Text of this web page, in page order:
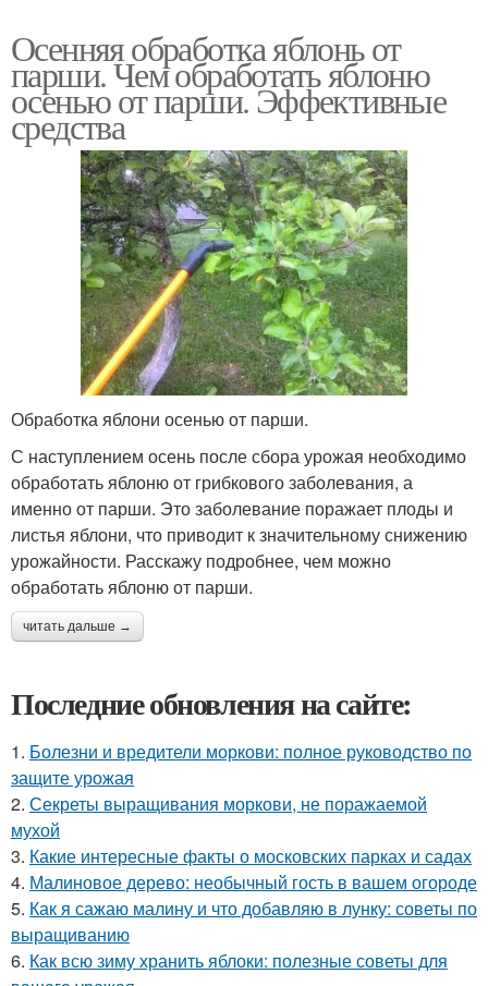
Осенняя обработка яблонь от
парши. Чем обработать яблоню
осенью от парши. Эффективные
средства
Обработка яблони осенью от парши.
С наступлением осень после сбора урожая необходимо
обработать яблоню от грибкового заболевания, а
именно от парши. Это заболевание поражает плоды и
листья яблони, что приводит к значительному снижению
урожайности. Расскажу подробнее, чем можно
обработать яблоню от парши.
читать дальше →
Последние обновления на сайте:
1. Болезни и вредители моркови: полное руководство по
защите урожая
2. Секреты выращивания моркови, не поражаемой
мухой
3. Какие интересные факты о московских парках и садах
4. Малиновое дерево: необычный гость в вашем огороде
5. Как я сажаю малину и что добавляю в лунку: советы по
выращиванию
6. Как всю зиму хранить яблоки: полезные советы для